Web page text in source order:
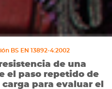
BS EN 13892-4:2002
de una
el paso repetido de
para evaluar el